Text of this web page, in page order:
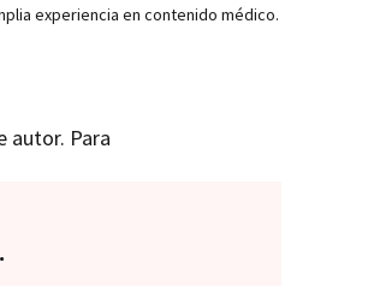
experiencia en contenido médico.
autor. Para